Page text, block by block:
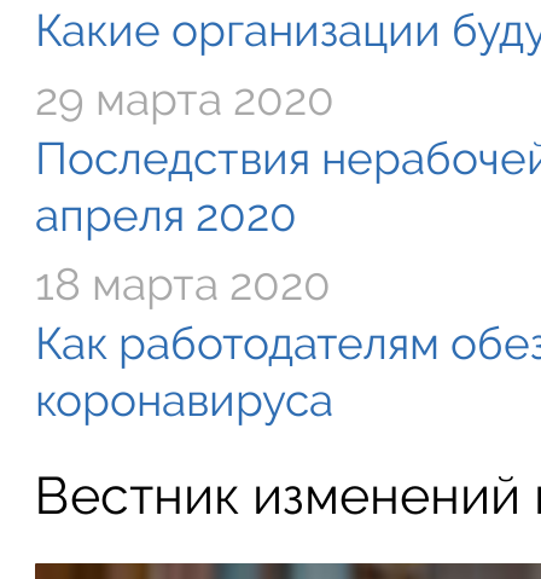
Какие организации
29 марта 2020
Последствия
апреля 2020
18 марта 2020
Как работодателям
коронавируса
Вестник изменений